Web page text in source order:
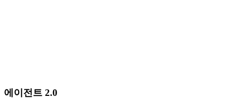
에이전트 2.0